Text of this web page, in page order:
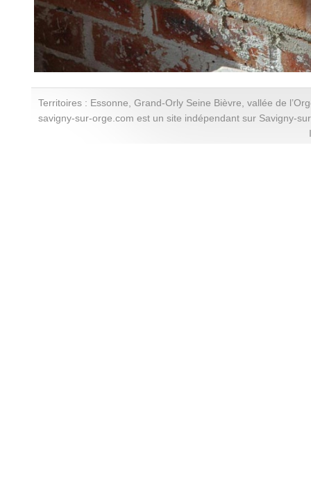
Territoires : Essonne, Grand-Orly Seine Bièvre, vallée de
savigny-sur-orge.com est un site indépendant sur Savigny-